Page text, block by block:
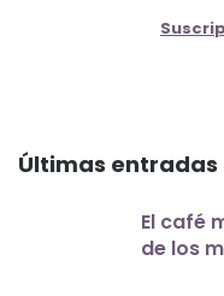
Últimas entradas
El café
de los